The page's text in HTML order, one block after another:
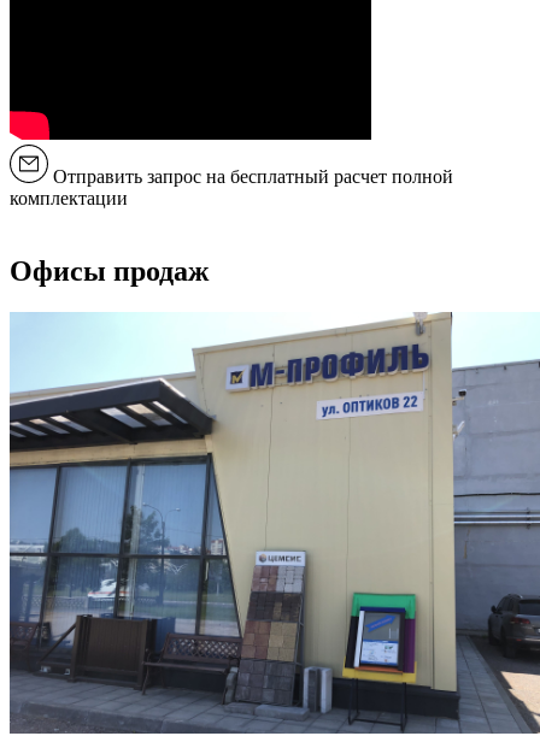
Отправить запрос на бесплатный расчет полной
комплектации
Офисы продаж